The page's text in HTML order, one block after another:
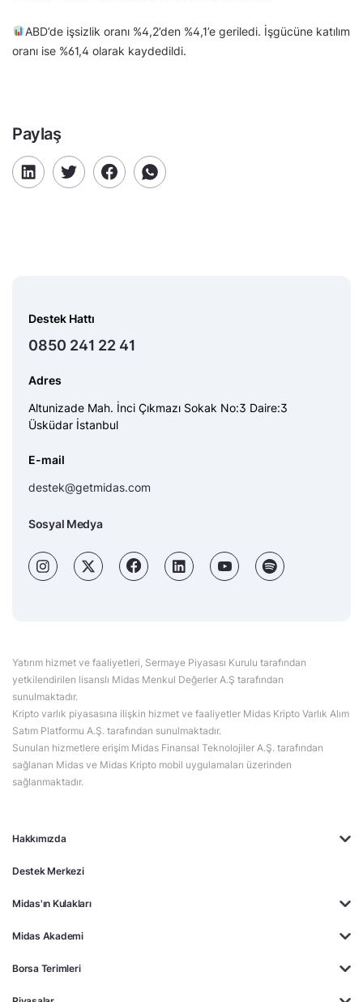
ABD’de işsizlik oranı %4,2’den %4,1’e geriledi. İşgücüne katılım
oranı ise %61,4 olarak kaydedildi.
Paylaş
Hakkımızda
Destek Merkezi
Midas'ın Kulakları
Midas Akademi
Borsa Terimleri
Destek Hattı
0850 241 22 41
Adres
Altunizade Mah. İnci Çıkmazı Sokak No:3 Daire:3
Üsküdar İstanbul
E-mail
destek@getmidas.com
Sosyal Medya
Yatırım hizmet ve faaliyetleri, Sermaye Piyasası Kurulu tarafından
yetkilendirilen lisanslı Midas Menkul Değerler A.Ş tarafından
sunulmaktadır.
Kripto varlık piyasasına ilişkin hizmet ve faaliyetler Midas Kripto Varlık Alım
Satım Platformu A.Ş. tarafından sunulmaktadır.
Sunulan hizmetlere erişim Midas Finansal Teknolojiler A.Ş. tarafından
sağlanan Midas ve Midas Kripto mobil uygulamaları üzerinden
sağlanmaktadır.